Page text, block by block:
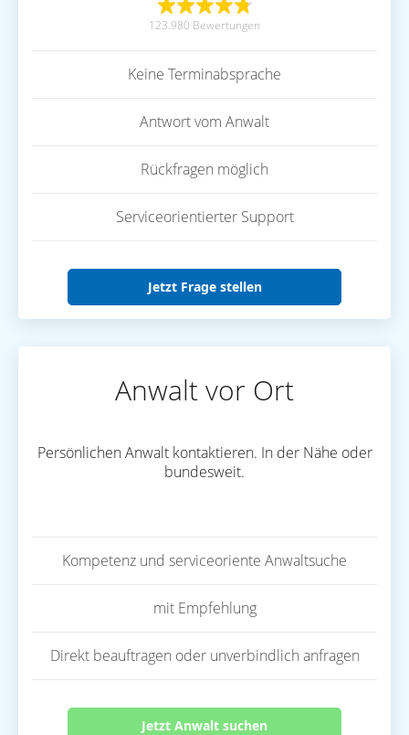
123.980 Bewertungen
Keine Terminabsprache
Antwort vom Anwalt
Rückfragen möglich
Serviceorientierter Support
Jetzt Frage stellen
Anwalt vor Ort
Persönlichen Anwalt kontaktieren. In der Nähe oder
bundesweit.
Kompetenz und serviceoriente Anwaltsuche
mit Empfehlung
Direkt beauftragen oder unverbindlich anfragen
Jetzt Anwalt suchen